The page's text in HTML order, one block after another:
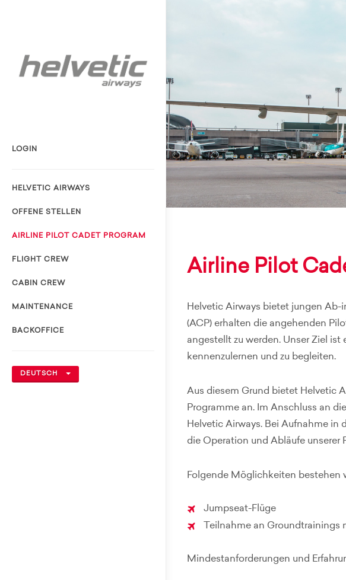
LOGIN
HELVETIC AIRWAYS
OFFENE STELLEN
AIRLINE PILOT CADET PROGRAM
FLIGHT CREW
CABIN CREW
MAINTENANCE
BACKOFFICE
DEUTSCH
Airline Pilot
Helvetic Airways bietet jungen
(ACP) erhalten die angehenden
angestellt zu werden. Unser Ziel
kennenzulernen und zu begleiten.
Aus diesem Grund bietet Helvetic
Programme an. Im Anschluss an
Helvetic Airways. Bei Aufnahme
die Operation und Abläufe unserer
Folgende Möglichkeiten bestehen
Jumpseat-Flüge
Teilnahme an
Mindestanforderungen und